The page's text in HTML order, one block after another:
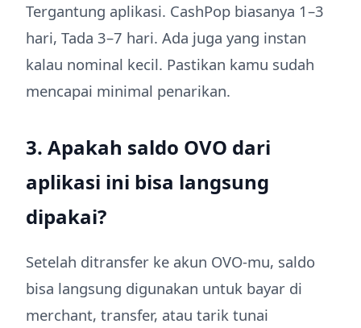
Tergantung aplikasi. CashPop biasanya 1–3
hari, Tada 3–7 hari. Ada juga yang instan
kalau nominal kecil. Pastikan kamu sudah
mencapai minimal penarikan.
3. Apakah saldo OVO dari
aplikasi ini bisa langsung
dipakai?
Setelah ditransfer ke akun OVO-mu, saldo
bisa langsung digunakan untuk bayar di
merchant, transfer, atau tarik tunai